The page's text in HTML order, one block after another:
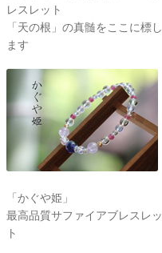
レスレット
「天の根」の真髄をここに標し
ます
「かぐや姫」
最高品質サファイアブレスレッ
ト